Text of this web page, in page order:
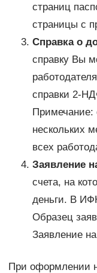
страниц
страницы с
Справка о
справку Вы
справки 2-
Примечание:
нескольких
всех
Заявление
счета, на
деньги. В
Образец
Заявление
При оформлении